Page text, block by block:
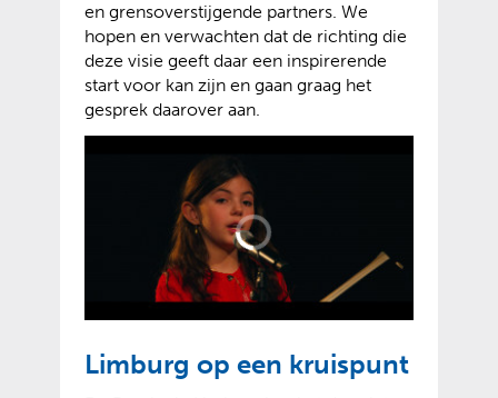
en grensoverstijgende partners. We
hopen en verwachten dat de richting die
deze visie geeft daar een inspirerende
start voor kan zijn en gaan graag het
gesprek daarover aan.
Limburg op een kruispunt